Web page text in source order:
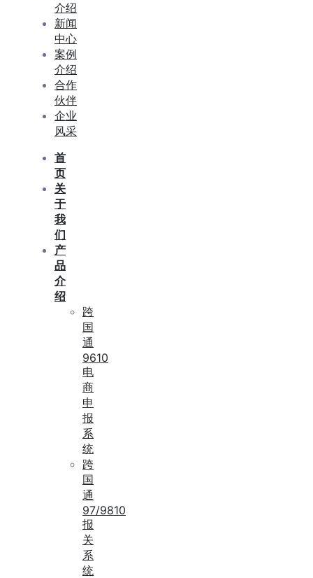
介绍
新闻
中心
案例
介绍
合作
伙伴
企业
风采
首
页
关
于
我
们
产
品
介
绍
跨
国
通
9610
电
商
申
报
系
统
跨
国
通
97/9810
报
关
系
统